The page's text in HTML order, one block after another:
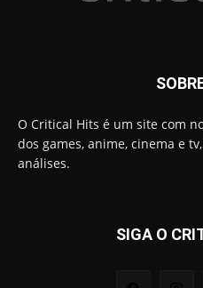
O Critical Hits é um site com
dos games, anime, cinema e
análises.
SIGA O